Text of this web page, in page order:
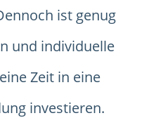
ist genug
und individuelle
Zeit in eine
investieren.